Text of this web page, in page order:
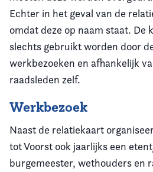
Echter in het geval van de
omdat deze op naam staat. De
slechts gebruikt worden door
werkbezoeken en afhankelijk
raadsleden zelf.
Werkbezoek
Naast de relatiekaart
tot Voorst ook jaarlijks een
burgemeester, wethouders en